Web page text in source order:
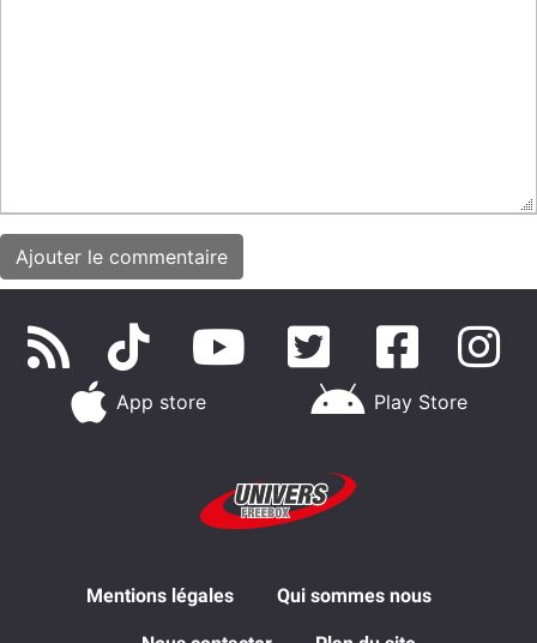
App store Play Store
Mentions légales Qui sommes nous